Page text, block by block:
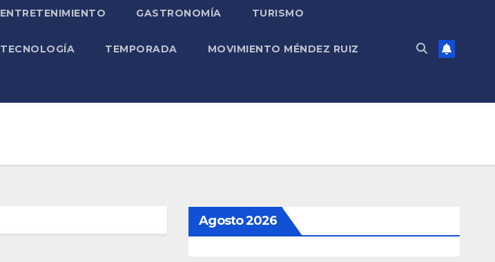
ENTRETENIMIENTO GASTRONOMÍA TURISMO
TECNOLOGÍA TEMPORADA MOVIMIENTO MÉNDEZ RUIZ
Agosto 2026